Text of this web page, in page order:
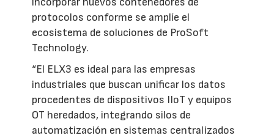
protocolos conforme se amplíe el
ecosistema de soluciones de ProSoft
Technology.
“El ELX3 es ideal para las empresas
industriales que buscan unificar los datos
procedentes de dispositivos IIoT y equipos
OT heredados, integrando silos de
automatización en sistemas centralizados